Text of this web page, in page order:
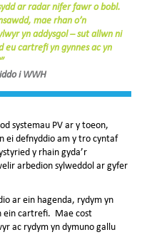
ar radar nifer fawr o bobl.
mae rhan o’n
yn addysgol – sut allwn ni
eu cartrefi yn gynnes ac yn
i WWH
systemau PV ar y toeon,
ei defnyddio am y tro cyntaf
y rhain gyda’r
arbedion sylweddol ar gyfer
ar ein hagenda, rydym yn
ein cartrefi. Mae cost
ac rydym yn dymuno gallu